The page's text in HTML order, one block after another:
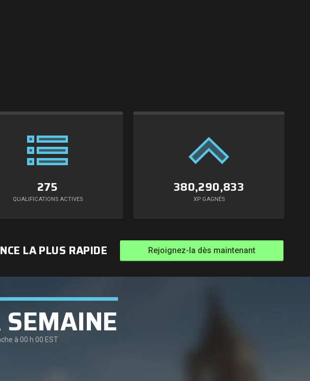
275
QUALIFICATIONS ACTIVES
380,290,833
XP GAGNÉS
LA PLUS RAPIDE Rejoignez-la dès maintenant
SEMAINE
à 00 h 00 EST